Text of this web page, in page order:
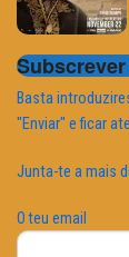
Basta
"Enviar" e ficar
Junta-te a mais
O teu email